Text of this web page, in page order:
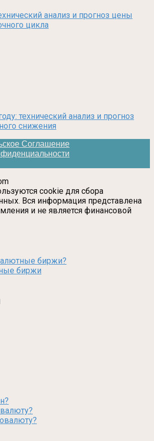
анализ и прогноз цены
цикла
технический анализ и прогноз
снижения
Соглашение
cookie для сбора
Вся информация представлена
и не является финансовой
биржи?
биржи